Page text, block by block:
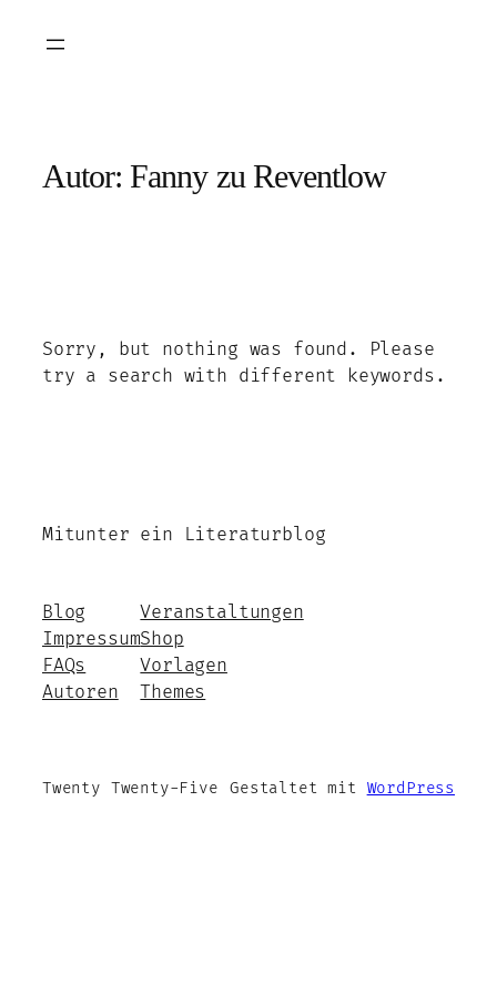
Inhalt
Autor:Fanny zu Reventlow
Sorry, but nothing was found. Please
try a search with different keywords.
Mitunter ein Literaturblog
Blog
Impressum
FAQs
Autoren
Veranstaltungen
Shop
Vorlagen
Themes
Twenty Twenty-Five Gestaltet mit WordPress